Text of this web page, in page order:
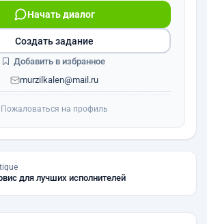
Начать диалог
murzilkalen@mail.ru
Создать задание
Добавить в избранное
Пожаловаться на профиль
для лучших исполнителей